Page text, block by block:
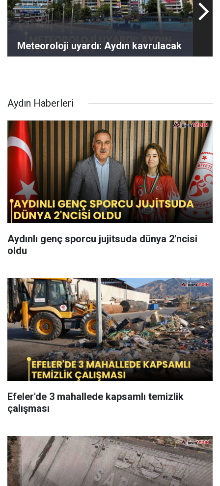
Meteoroloji uyardı: Aydın kavrulacak
Aydın Haberleri
Aydınlı genç sporcu jujitsuda dünya 2'ncisi
oldu
Efeler'de 3 mahallede kapsamlı temizlik
çalışması